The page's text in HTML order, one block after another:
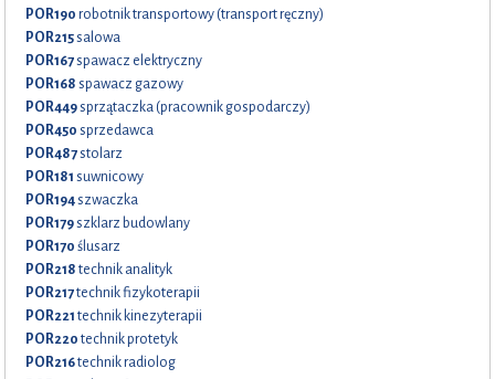
POR190 robotnik transportowy (transport ręczny)
POR215salowa
POR167spawacz elektryczny
POR168 spawacz gazowy
POR449sprzątaczka (pracownik gospodarczy)
POR450 sprzedawca
POR487stolarz
POR181 suwnicowy
POR194szwaczka
POR179szklarz budowlany
POR170 ślusarz
POR218 technik analityk
POR217technik fizykoterapii
POR221 technik kinezyterapii
POR220 technik protetyk
POR216technik radiolog